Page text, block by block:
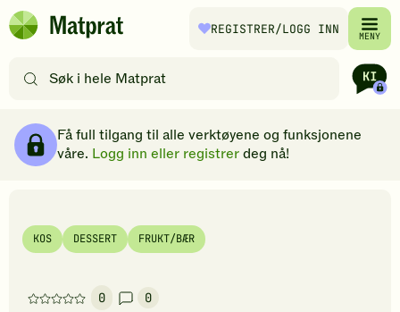
Hopp til hovedinnhold
Matprat
REGISTRER/LOGG INN MENY
etter
filtre
Få full tilgang til alle verktøyene og funksjonene
våre. Logg inn eller registrerdeg nå!
KOS DESSERT FRUKT/BÆR
0
Denne
0